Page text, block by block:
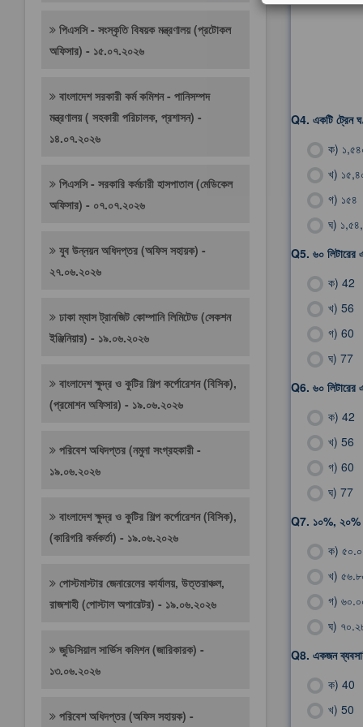
পিএসসি - সংস্কৃতি বিষয়ক মন্ত্রণালয় (প্রটোকল
অফিসার) - ১৫.০৭.২০২৬
বাংলাদেশ সরকারী কর্ম কমিশন - পানিসম্পদ
মন্ত্রণালয় ( সহকারী পরিচালক, প্রশাসন) -
১৪.০৭.২০২৬
পিএসসি - সরকারি কর্মচারী হাসপাতাল (মেডিকেল
অফিসার) - ০৭.০৭.২০২৬
যুব উন্নয়ন অধিদপ্তর (অফিস সহায়ক) -
২৭.০৬.২০২৬
ঢাকা ম্যাস ট্রানজিট কোম্পানি লিমিটেড (সেকশন
ইঞ্জিনিয়ার) - ১৯.০৬.২০২৬
বাংলাদেশ ক্ষুদ্র ও কুটির শিল্প কর্পোরেশন (বিসিক),
(প্রমোশন অফিসার) - ১৯.০৬.২০২৬
পরিবেশ অধিদপ্তর (নমুনা সংগ্রহকারী -
১৯.০৬.২০২৬
বাংলাদেশ ক্ষুদ্র ও কুটির শিল্প কর্পোরেশন (বিসিক),
(কারিগরি কর্মকর্তা) - ১৯.০৬.২০২৬
পোস্টমাস্টার জেনারেলের কার্যালয়, উত্তরাঞ্চল,
রাজশাহী (পোস্টাল অপারেটর) - ১৯.০৬.২০২৬
জুডিসিয়াল সার্ভিস কমিশন (জারিকারক) -
১৩.০৬.২০২৬
পরিবেশ অধিদপ্তর (অফিস সহায়ক) -
Q4. একটি ট্রেন
ক)
খ)
গ) ১৫৪
ঘ)
Q5. ৬০
ক) 42
খ) 56
গ) 60
ঘ) 77
Q6. ৬০
ক) 42
খ) 56
গ) 60
ঘ) 77
Q7. ১০%, ২০%
ক)
খ)
গ)
ঘ)
Q8. একজন
ক) 40
খ) 50